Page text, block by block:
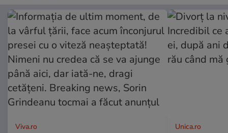
Viva.ro Unica.ro